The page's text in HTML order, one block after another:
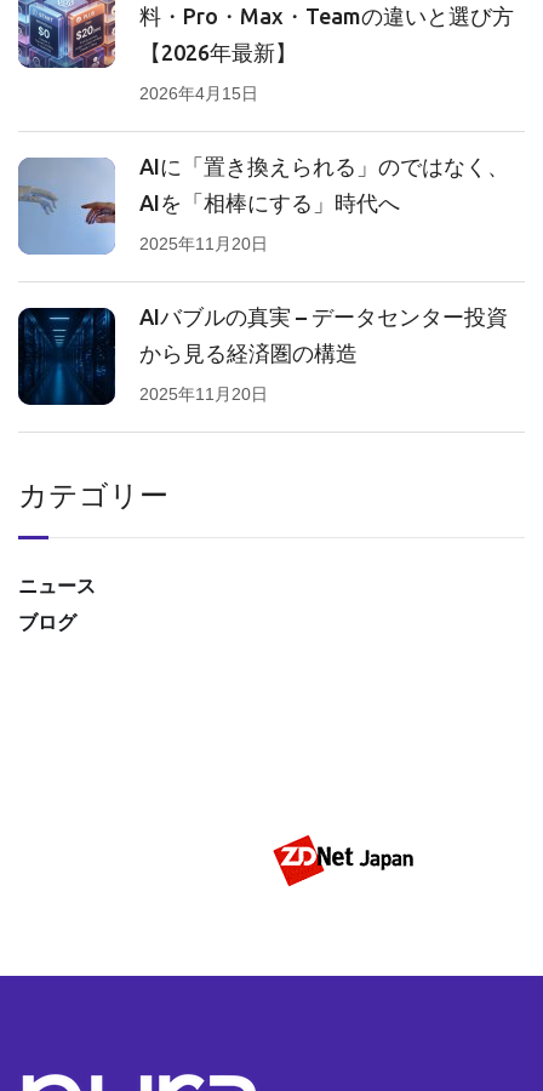
料・Pro・Max・Teamの違いと選び方
【2026年最新】
2026年4月15日
AIに「置き換えられる」のではなく、
AIを「相棒にする」時代へ
2025年11月20日
AIバブルの真実 – データセンター投資
から見る経済圏の構造
2025年11月20日
カテゴリー
ニュース
ブログ